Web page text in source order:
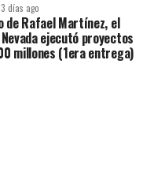
3 días ago
de Rafael Martínez, el
ejecutó proyectos
millones (1era entrega)